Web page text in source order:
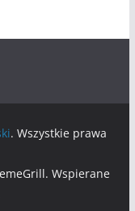
. Wszystkie prawa
Wspierane